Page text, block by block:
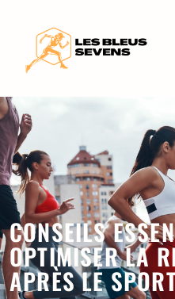
CONSEILS
OPTIMISER LA
APRÈS LE